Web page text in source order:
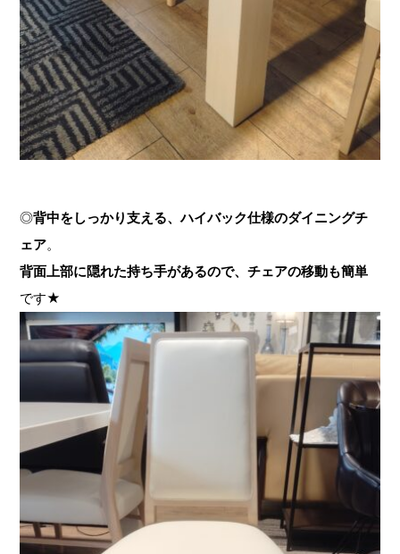
◎背中をしっかり支える、ハイバック仕様のダイニングチ
ェア。
背面上部に隠れた持ち手があるので、チェアの移動も簡単
です★